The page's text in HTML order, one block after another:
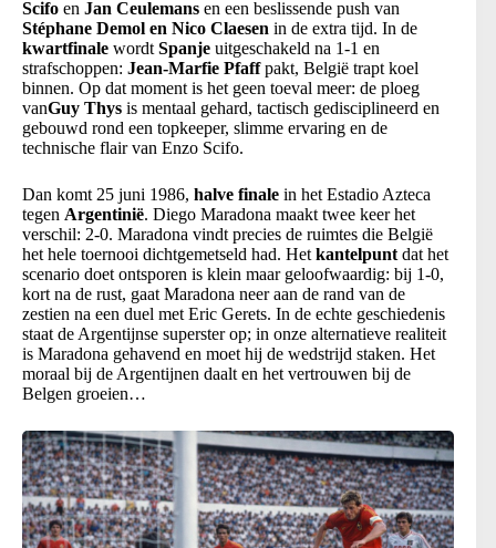
Scifo en Jan Ceulemans en een beslissende push van
Stéphane Demol en Nico Claesen in de extra tijd. In de
kwartfinale wordt Spanje uitgeschakeld na 1-1 en
strafschoppen: Jean-Marfie Pfaffpakt, België trapt koel
binnen. Op dat moment is het geen toeval meer: de ploeg
vanGuy Thys is mentaal gehard, tactisch gedisciplineerd en
gebouwd rond een topkeeper, slimme ervaring en de
technische flair van Enzo Scifo.
Dan komt 25 juni 1986, halve finale in het Estadio Azteca
tegen Argentinië. Diego Maradona maakt twee keer het
verschil: 2-0. Maradona vindt precies de ruimtes die België
het hele toernooi dichtgemetseld had. Het kantelpunt dat het
scenario doet ontsporen is klein maar geloofwaardig: bij 1-0,
kort na de rust, gaat Maradona neer aan de rand van de
zestien na een duel met Eric Gerets. In de echte geschiedenis
staat de Argentijnse superster op; in onze alternatieve realiteit
is Maradona gehavend en moet hij de wedstrijd staken. Het
moraal bij de Argentijnen daalt en het vertrouwen bij de
Belgen groeien…